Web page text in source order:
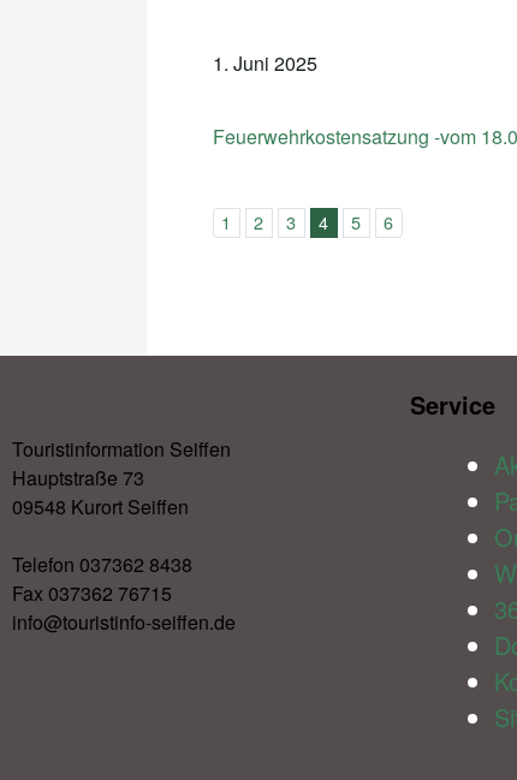
1. Juni 2025
Feuerwehrkostensatzung -vom
1 2 3 4 5 6
Touristinformation Seiffen
Hauptstraße 73
09548 Kurort Seiffen
Telefon 037362 8438
Fax 037362 76715
info@touristinfo-seiffen.de
Service​